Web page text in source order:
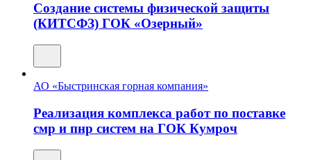
Создание системы физической защиты
(КИТСФЗ) ГОК «Озерный»
АО «Быстринская горная компания»
Реализация комплекса работ по поставке
смр и пнр систем на ГОК Кумроч